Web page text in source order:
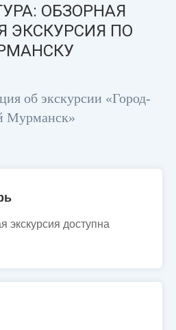
ОБЗОРНАЯ
ЭКСКУРСИЯ ПО
об экскурсии «Город-
Мурманск»
экскурсия доступна